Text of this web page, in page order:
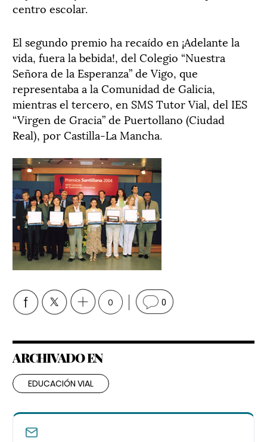
centro escolar.
El segundo premio ha recaído en ¡Adelante la
vida, fuera la bebida!, del Colegio “Nuestra
Señora de la Esperanza” de Vigo, que
representaba a la Comunidad de Galicia,
mientras el tercero, en SMS Tutor Vial, del IES
“Virgen de Gracia” de Puertollano (Ciudad
Real), por Castilla-La Mancha.
0 0
ARCHIVADO EN
EDUCACIÓN VIAL